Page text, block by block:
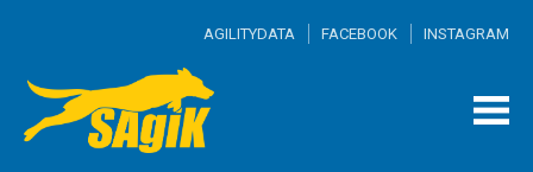
AGILITYDATA FACEBOOK INSTAGRAM